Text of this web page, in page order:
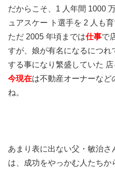
だからこそ、1 人年間 1000
ュアスケー ト選手を 2 人も
ただ 2005 年頃までは仕事で
すが、娘が有名になるにつれ
する事になり繁盛していた 店
今現在は不動産オーナーなど
ね。
あまり表に出ない父・敏治さ
は、成功をやっかむ人たちか